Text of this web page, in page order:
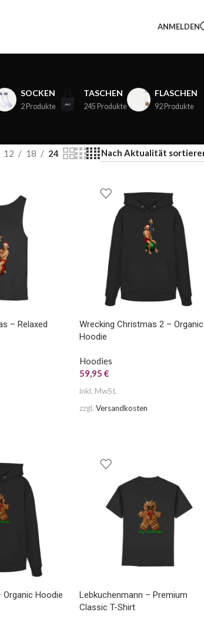
ANMELDEN
SOCKEN
2 Produkte
TASCHEN
245 Produkte
FLASCHEN
92 Produkte
12 18 24
– Relaxed
Wrecking Christmas 2 – Organic
Hoodie
Hoodies
59,95€
inkl. MwSt.
zzgl.Versandkosten
Hoodie
Lebkuchenmann – Premium
Classic T-Shirt